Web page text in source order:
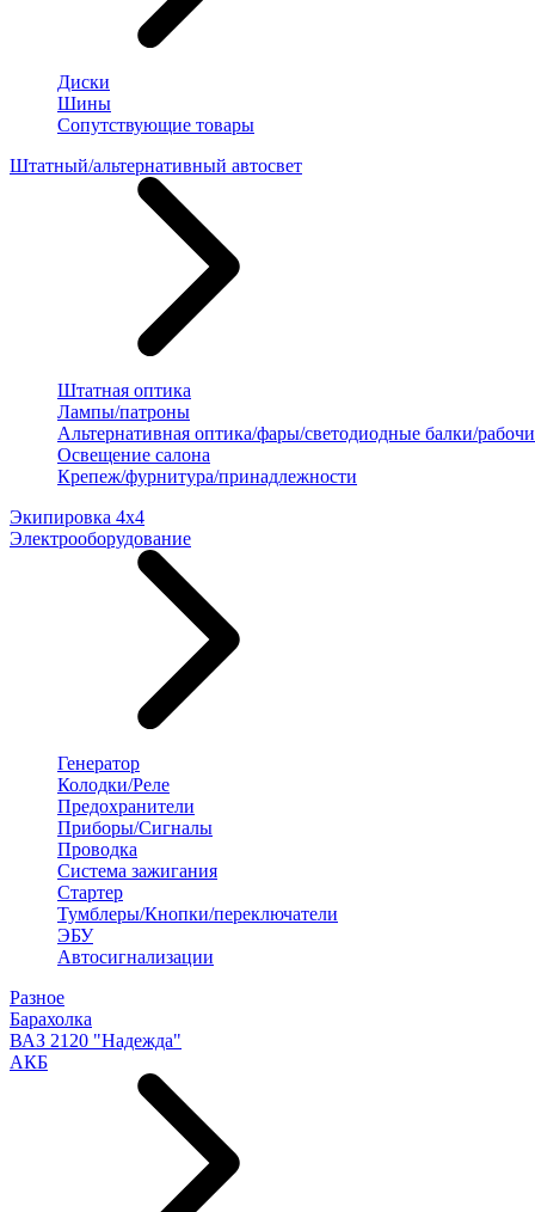
Диски
Шины
Сопутствующие товары
Штатный/альтернативный автосвет
Штатная оптика
Лампы/патроны
Альтернативная оптика/фары/светодиодные балки/
Освещение салона
Крепеж/фурнитура/принадлежности
Экипировка 4х4
Электрооборудование
Генератор
Колодки/Реле
Предохранители
Приборы/Сигналы
Проводка
Система зажигания
Стартер
Тумблеры/Кнопки/переключатели
ЭБУ
Автосигнализации
Разное
Барахолка
ВАЗ 2120 "Надежда"
АКБ